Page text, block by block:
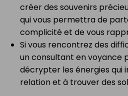
créer des souvenirs
qui vous permettra de
complicité et de vous
Si vous rencontrez des
un consultant en voyance
décrypter les énergies qui
relation et à trouver des